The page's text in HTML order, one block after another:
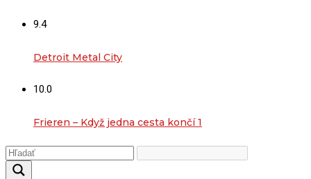
9.4
Detroit Metal City
10.0
Frieren – Když jedna cesta končí 1